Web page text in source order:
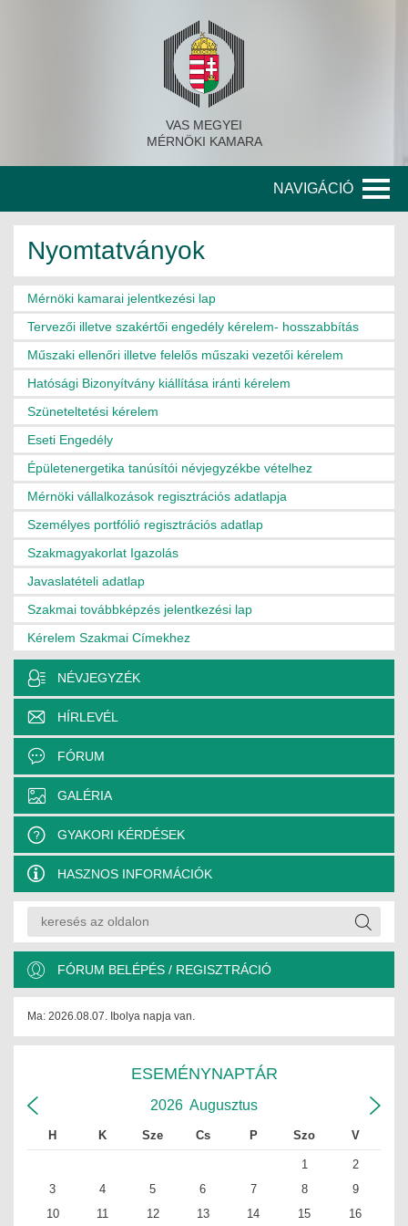
VAS MEGYEI
MÉRNÖKI KAMARA
NAVIGÁCIÓ
SZERVEZETI FELÉPÍTÉS
KITÜNTETETT MÉRNÖKÖK
KORÁBBI TISZTSÉGVISELŐK
MÉRNÖK ELŐDÖK
MŰKÖDÉS
JOGOSULTSÁGOK
IGAZGATÁSI, SZOLGÁLTATÁSI DÍJAK
SZABÁLYZATOK
MŰKÖDÉSI DOKUMENTUMOK
KÖZÉRDEKŰ ADATOK
NYOMTATVÁNYOK
SZAKCSOPORTOK
ELEKTROTECHNIKAI
ÉPÜLETGÉPÉSZETI
GEODÉZIAI ÉS GEOINFORMATIKAI
KÖRNYEZETVÉDELMI
KÖZLEKEDÉSI
TARTÓSZERKEZETI
VÍZÉPÍTÉSI ÉS VÍZGAZDÁLKODÁSI
HÍRKÖZLÉSI ÉS INFORMATIKAI
HÍREK
KÉPZÉSEK
TOVÁBBKÉPZÉSI KÖTELEZETTSÉGEK
Nyomtatványok
Mérnöki kamarai jelentkezési lap
Tervezői illetve szakértői engedély kérelem- hosszabbítás
Műszaki ellenőri illetve felelős műszaki vezetői kérelem
Hatósági Bizonyítvány kiállítása iránti kérelem
Szüneteltetési kérelem
Eseti Engedély
Épületenergetika tanúsítói névjegyzékbe vételhez
Mérnöki vállalkozások regisztrációs adatlapja
Személyes portfólió regisztrációs adatlap
Szakmagyakorlat Igazolás
Javaslatételi adatlap
Szakmai továbbképzés jelentkezési lap
Kérelem Szakmai Címekhez
NÉVJEGYZÉK
HÍRLEVÉL
FÓRUM
GALÉRIA
GYAKORI KÉRDÉSEK
HASZNOS INFORMÁCIÓK
FÓRUM BELÉPÉS / REGISZTRÁCIÓ
Ma: 2026.08.07. Ibolya napja van.
ESEMÉNYNAPTÁR
2026 Augusztus
H K Sze Cs P Szo V
1
2
3
4 5 6 7 8
9
10
11 12 13 14 15
16